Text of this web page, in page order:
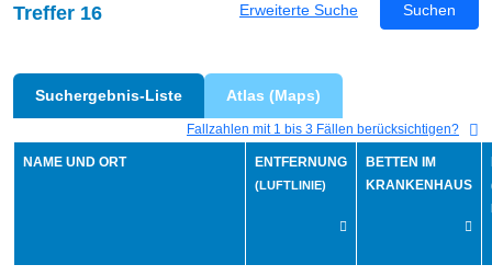
Treffer 16 Erweiterte Suche Suchen
Suchergebnis-Liste Atlas (Maps)
Fallzahlen mit 1 bis 3 Fällen berücksichtigen?
NAME UND ORT ENTFERNUNG
(LUFTLINIE)
BETTEN IM
KRANKENHAUS